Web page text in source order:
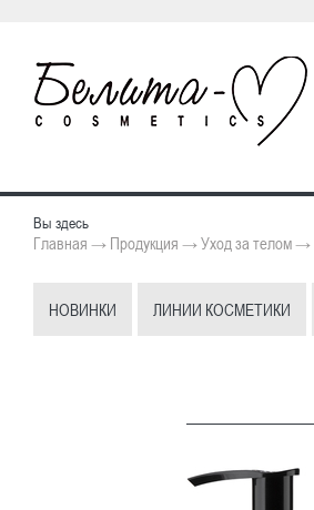
Вы здесь
Главная → Продукция →Уход за телом→
НОВИНКИ ЛИНИИ КОСМЕТИКИ